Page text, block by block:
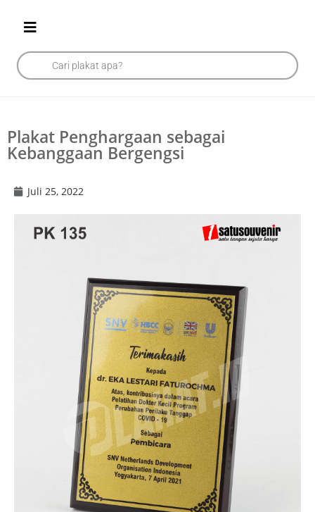
Plakat Penghargaan sebagai
Kebanggaan Bergengsi
Juli 25, 2022